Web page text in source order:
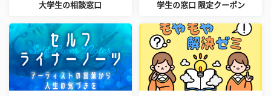
大学生の相談窓口 学生の窓口 限定クーポン